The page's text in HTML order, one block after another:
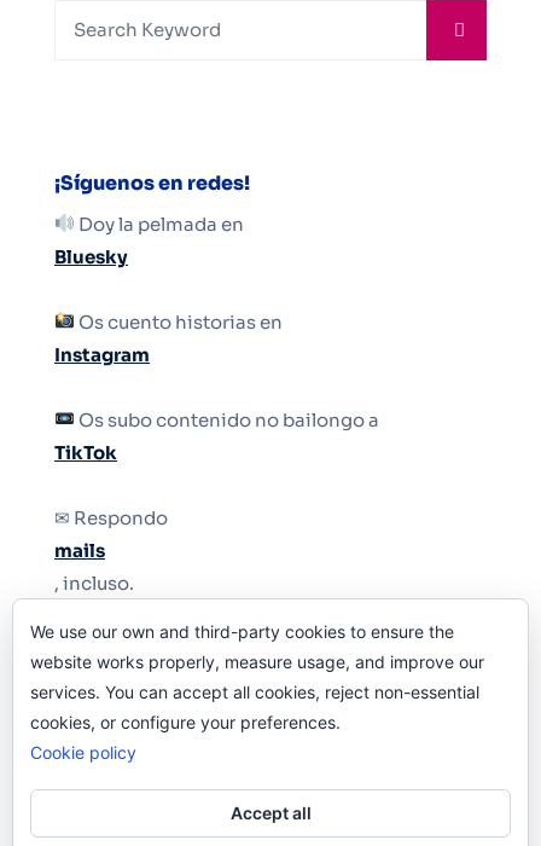
¡Síguenos en redes!
Doy la pelmada en
Bluesky
Os cuento historias en
Instagram
Os subo contenido no bailongo a
TikTok
✉ Respondo
mails
, incluso.
Y si una persona no puede tener teléfono, que
le quiten el teléfono.
We use our own and third-party cookies to ensure the
website works properly, measure usage, and improve our
services. You can accept all cookies, reject non-essential
cookies, or configure your preferences.
Cookie policy
Accept all